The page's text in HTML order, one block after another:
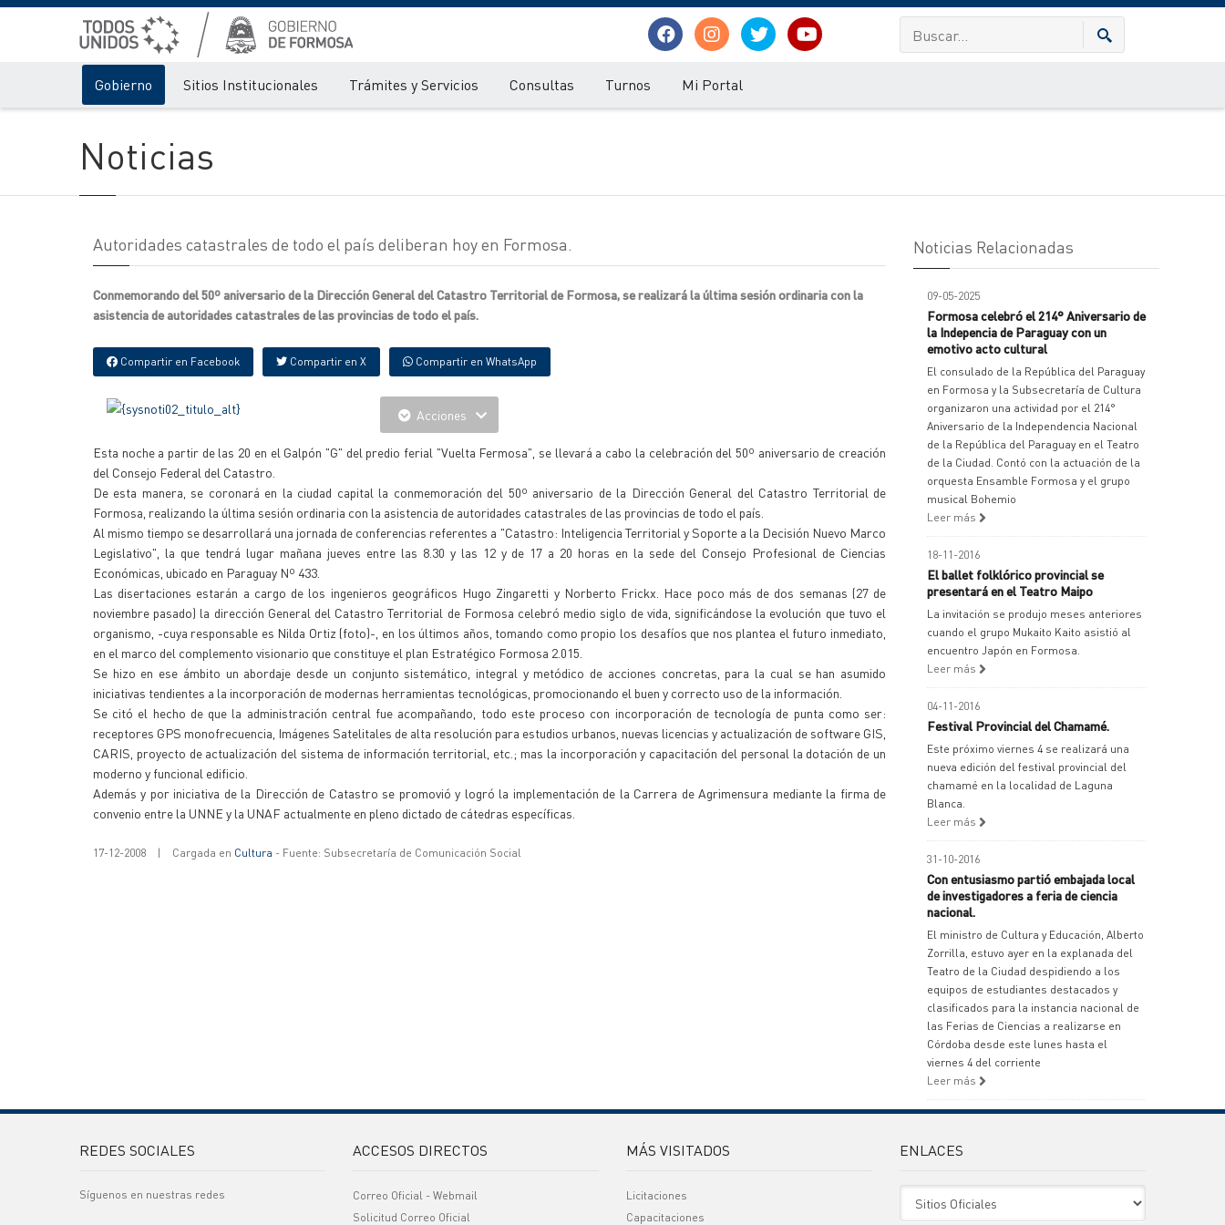
Gobierno Sitios Institucionales Trámites y Servicios Consultas Turnos Mi Portal
Noticias
Autoridades catastrales de todo el país deliberan hoy en Formosa.
Conmemorando del 50º aniversario de la Dirección General del Catastro Territorial de Formosa, se realizará la última sesión ordinaria con la
asistencia de autoridades catastrales de las provincias de todo el país.
Compartir en Facebook Compartir en X Compartir en WhatsApp
Acciones
Esta noche a partir de las 20 en el Galpón "G" del predio ferial "Vuelta Fermosa", se llevará a cabo la celebración del 50º aniversario de creación
del Consejo Federal del Catastro.
De esta manera, se coronará en la ciudad capital la conmemoración del 50º aniversario de la Dirección General del Catastro Territorial de
Formosa, realizando la última sesión ordinaria con la asistencia de autoridades catastrales de las provincias de todo el país.
Al mismo tiempo se desarrollará una jornada de conferencias referentes a "Catastro: Inteligencia Territorial y Soporte a la Decisión Nuevo Marco
Legislativo", la que tendrá lugar mañana jueves entre las 8.30 y las 12 y de 17 a 20 horas en la sede del Consejo Profesional de Ciencias
Económicas, ubicado en Paraguay Nº 433.
Las disertaciones estarán a cargo de los ingenieros geográficos Hugo Zingaretti y Norberto Frickx. Hace poco más de dos semanas (27 de
noviembre pasado) la dirección General del Catastro Territorial de Formosa celebró medio siglo de vida, significándose la evolución que tuvo el
organismo, -cuya responsable es Nilda Ortiz (foto)-, en los últimos años, tomando como propio los desafíos que nos plantea el futuro inmediato,
en el marco del complemento visionario que constituye el plan Estratégico Formosa 2.015.
Se hizo en ese ámbito un abordaje desde un conjunto sistemático, integral y metódico de acciones concretas, para la cual se han asumido
iniciativas tendientes a la incorporación de modernas herramientas tecnológicas, promocionando el buen y correcto uso de la información.
Se citó el hecho de que la administración central fue acompañando, todo este proceso con incorporación de tecnología de punta como ser:
receptores GPS monofrecuencia, Imágenes Satelitales de alta resolución para estudios urbanos, nuevas licencias y actualización de software GIS,
CARIS, proyecto de actualización del sistema de información territorial, etc.; mas la incorporación y capacitación del personal la dotación de un
moderno y funcional edificio.
Además y por iniciativa de la Dirección de Catastro se promovió y logró la implementación de la Carrera de Agrimensura mediante la firma de
convenio entre la UNNE y la UNAF actualmente en pleno dictado de cátedras específicas.
17-12-2008 | Cargada en Cultura - Fuente: Subsecretaría de Comunicación Social
Noticias Relacionadas
09-05-2025
Formosa celebró el 214° Aniversario de
la Indepencia de Paraguay con un
emotivo acto cultural
El consulado de la República del Paraguay
en Formosa y la Subsecretaría de Cultura
organizaron una actividad por el 214°
Aniversario de la Independencia Nacional
de la República del Paraguay en el Teatro
de la Ciudad. Contó con la actuación de la
orquesta Ensamble Formosa y el grupo
musical Bohemio
Leer más
18-11-2016
El ballet folklórico provincial se
presentará en el Teatro Maipo
La invitación se produjo meses anteriores
cuando el grupo Mukaito Kaito asistió al
encuentro Japón en Formosa.
Leer más
04-11-2016
Festival Provincial del Chamamé.
Este próximo viernes 4 se realizará una
nueva edición del festival provincial del
chamamé en la localidad de Laguna
Blanca.
Leer más
31-10-2016
Con entusiasmo partió embajada local
de investigadores a feria de ciencia
nacional.
El ministro de Cultura y Educación, Alberto
Zorrilla, estuvo ayer en la explanada del
Teatro de la Ciudad despidiendo a los
equipos de estudiantes destacados y
clasificados para la instancia nacional de
las Ferias de Ciencias a realizarse en
Córdoba desde este lunes hasta el
viernes 4 del corriente
Leer más
REDES SOCIALES
Síguenos en nuestras redes
ACCESOS DIRECTOS
Correo Oficial - Webmail
Solicitud Correo Oficial
MÁS VISITADOS
Licitaciones
Capacitaciones
ENLACES